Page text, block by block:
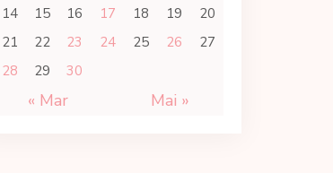
14
15 16 17 18 19
20
21
22 23 24 25 26
27
28
29 30
« Mar Mai »